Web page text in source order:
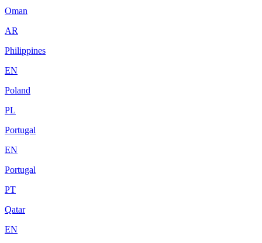
Oman
AR
Philippines
EN
Poland
PL
Portugal
EN
Portugal
PT
Qatar
EN